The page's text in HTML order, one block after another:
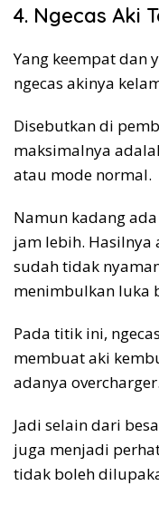
4. Ngecas Aki
Yang keempat dan
ngecas akinya
Disebutkan di
maksimalnya
atau mode normal.
Namun kadang
jam lebih. Hasilnya
sudah tidak
menimbulkan luka
Pada titik ini,
membuat aki
adanya overcharger.
Jadi selain dari
juga menjadi
tidak boleh